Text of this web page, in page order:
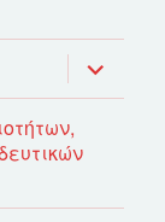
του
μενού